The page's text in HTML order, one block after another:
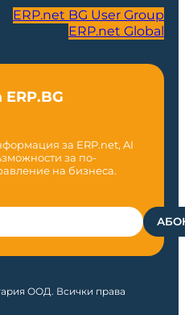
ERP.net BG User Group
ERP.net Global
за ERP.net, AI
за по-
на бизнеса.
ООД. Всички права